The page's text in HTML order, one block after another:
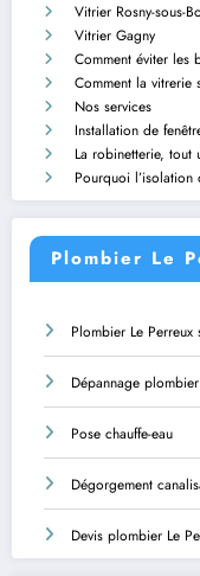
Vitrier Rosny-sous-
Vitrier Gagny
Comment éviter les
Comment la vitrerie
Nos services
Installation de
La robinetterie, tout
Pourquoi l’isolation
Plombier Le
Plombier Le Perreux
Dépannage
Pose chauffe-eau
Dégorgement
Devis plombier Le